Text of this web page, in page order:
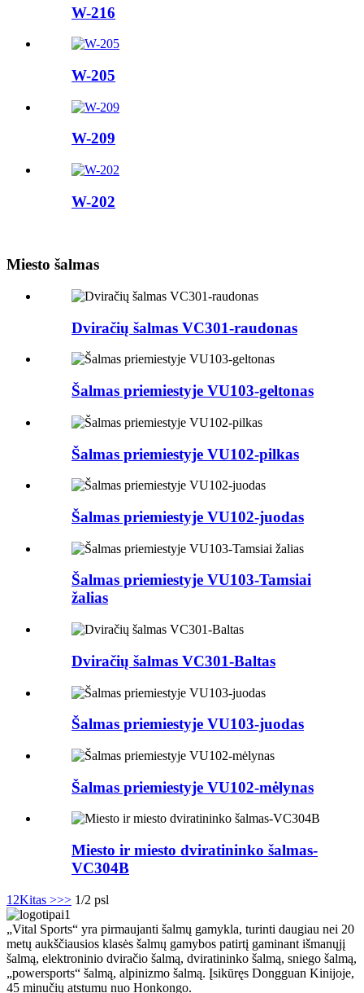
W-216
W-205
W-209
W-202
Miesto šalmas
Dviračių šalmas VC301-raudonas
Šalmas priemiestyje VU103-geltonas
Šalmas priemiestyje VU102-pilkas
Šalmas priemiestyje VU102-juodas
Šalmas priemiestyje VU103-Tamsiai
žalias
Dviračių šalmas VC301-Baltas
Šalmas priemiestyje VU103-juodas
Šalmas priemiestyje VU102-mėlynas
Miesto ir miesto dviratininko šalmas-
VC304B
1 2Kitas >>> 1/2 psl
„Vital Sports“ yra pirmaujanti šalmų gamykla, turinti daugiau nei 20
metų aukščiausios klasės šalmų gamybos patirtį gaminant išmanųjį
šalmą, elektroninio dviračio šalmą, dviratininko šalmą, sniego šalmą,
„powersports“ šalmą, alpinizmo šalmą. Įsikūręs Dongguan Kinijoje,
45 minučių atstumu nuo Honkongo.